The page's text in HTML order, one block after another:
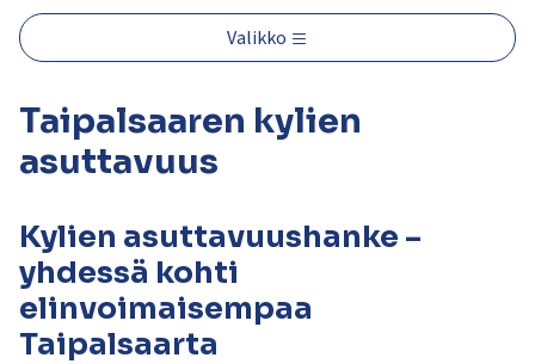
kosketus-
ja
pyyhkäisyliikkeitä.
Valikko
Taipalsaaren kylien
asuttavuus
Kylien asuttavuushanke –
yhdessä kohti
elinvoimaisempaa
Taipalsaarta